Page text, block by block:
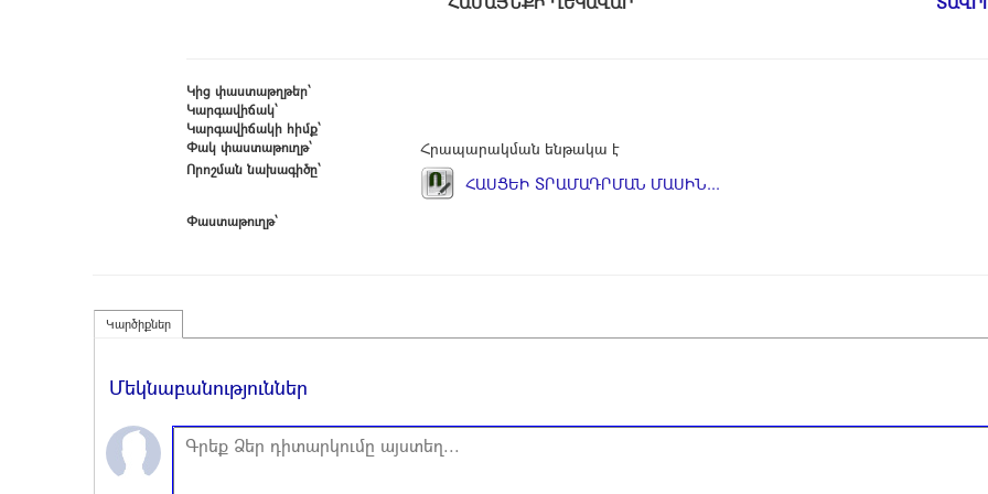
Կից փաստաթղթեր՝
Կարգավիճակ՝
Կարգավիճակի հիմք՝
Փակ փաստաթուղթ՝
Հրապարակման ենթակա է
Որոշման նախագիծը՝
ՀԱՍՑԵԻ ՏՐԱՄԱԴՐՄԱՆ ՄԱՍԻՆ...
Փաստաթուղթ՝
Կարծիքներ
Մեկնաբանություններ